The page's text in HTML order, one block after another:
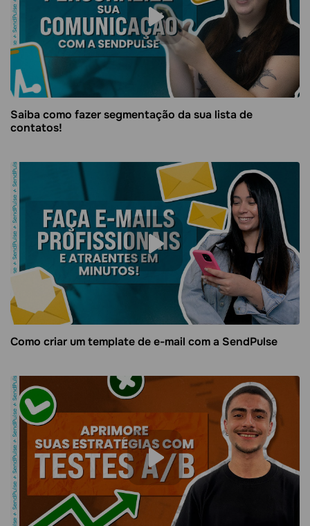
Saiba como fazer segmentação da sua lista de
contatos!
Como criar um template de e-mail com a SendPulse